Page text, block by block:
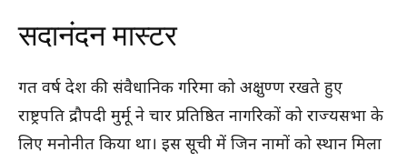
सदानंदन मास्टर
गत वर्ष देश की संवैधानिक गरिमा को अक्षुण्ण रखते हुए
राष्ट्रपति द्रौपदी मुर्मू ने चार प्रतिष्ठित नागरिकों को राज्यसभा के
लिए मनोनीत किया था। इस सूची में जिन नामों को स्थान मिला